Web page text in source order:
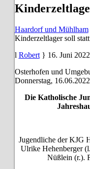
Haardorf und Mühlham
Kinderzeltlager soll
Robert
16. Juni 2022
Osterhofen und
Donnerstag, 16.06.2022
Die Katholische
Jugendliche der KJG
Ulrike Hehenberger
Nüßlein (r.).